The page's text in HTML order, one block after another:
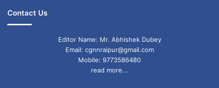
Contact Us
Editor Name: Mr. Abhishek Dubey
Email: cgnnraipur@gmail.com
Mobile: 9773586480
read more...